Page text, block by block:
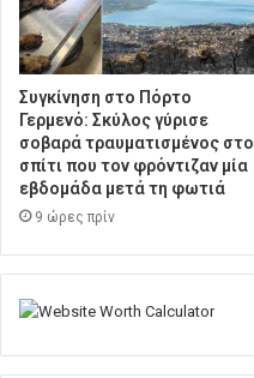
Συγκίνηση στο Πόρτο
Γερμενό: Σκύλος γύρισε
σοβαρά τραυματισμένος στο
σπίτι που τον φρόντιζαν μία
εβδομάδα μετά τη φωτιά
9 ώρες πρίν